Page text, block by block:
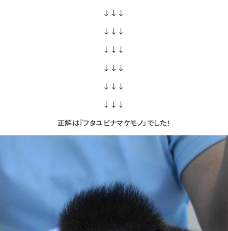
↓↓↓
↓↓↓
↓↓↓
↓↓↓
↓↓↓
↓↓↓
正解は『フタユビナマケモノ』でした！